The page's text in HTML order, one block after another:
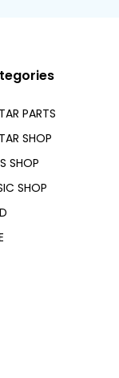
PARTS
SHOP
SHOP
SHOP